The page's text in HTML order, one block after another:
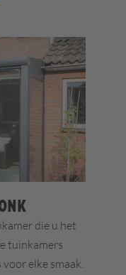
die u het
tuinkamers
elke smaak.